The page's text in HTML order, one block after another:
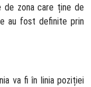
de zona care ține de
au fost definite prin
va fi în linia poziției